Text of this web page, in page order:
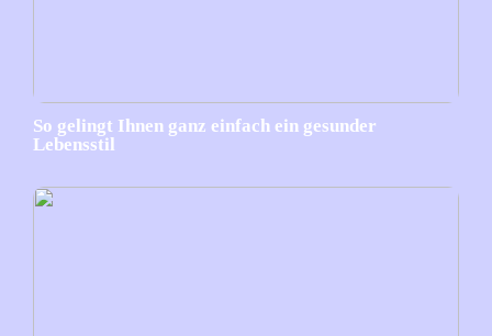
So gelingt Ihnen ganz einfach ein gesunder
Lebensstil